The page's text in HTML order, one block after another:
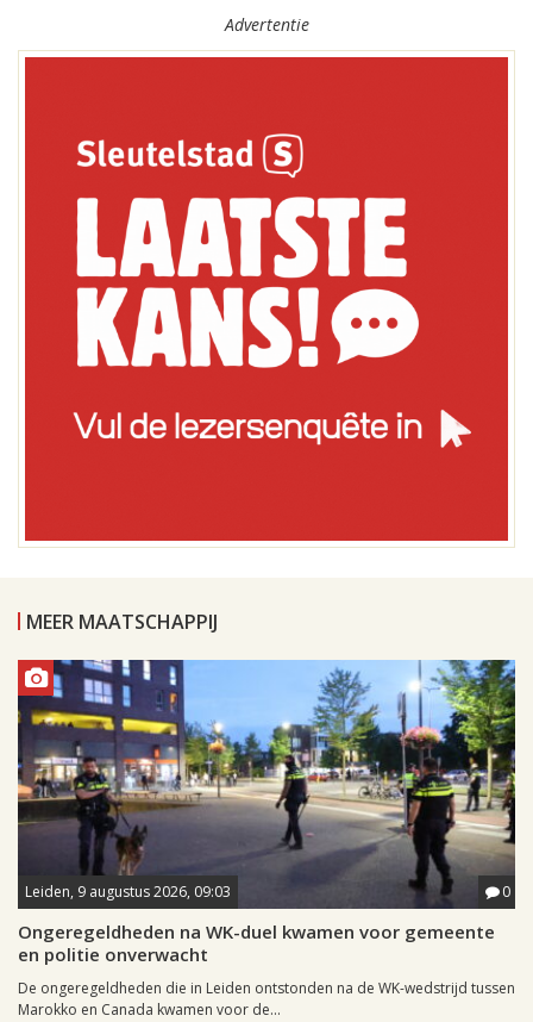
Advertentie
MEER MAATSCHAPPIJ
Leiden, 9 augustus 2026, 09:03 0
Ongeregeldheden na WK-duel kwamen voor gemeente
en politie onverwacht
De ongeregeldheden die in Leiden ontstonden na de WK-wedstrijd tussen
Marokko en Canada kwamen voor de...